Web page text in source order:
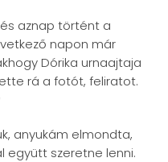
aznap történt a
napon már
Dórika urnaajtaja
rá a fotót, feliratot.
anyukám elmondta,
együtt szeretne lenni.